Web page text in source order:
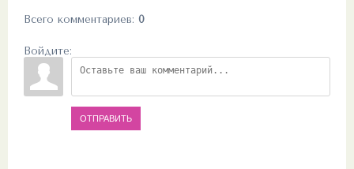
Всего комментариев: 0
Войдите:
ОТПРАВИТЬ